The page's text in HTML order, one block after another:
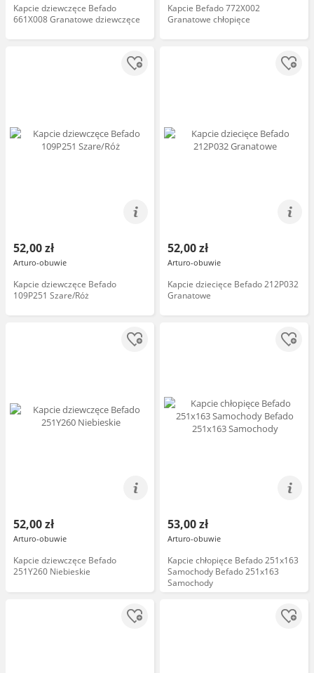
Kapcie dziewczęce Befado
661X008 Granatowe dziewczęce
Kapcie Befado 772X002
Granatowe chłopięce
52,00 zł
Arturo-obuwie
Kapcie dziewczęce Befado
109P251 Szare/Róż
52,00 zł
Arturo-obuwie
Kapcie dziecięce Befado 212P032
Granatowe
52,00 zł
Arturo-obuwie
Kapcie dziewczęce Befado
251Y260 Niebieskie
53,00 zł
Arturo-obuwie
Kapcie chłopięce Befado 251x163
Samochody Befado 251x163
Samochody